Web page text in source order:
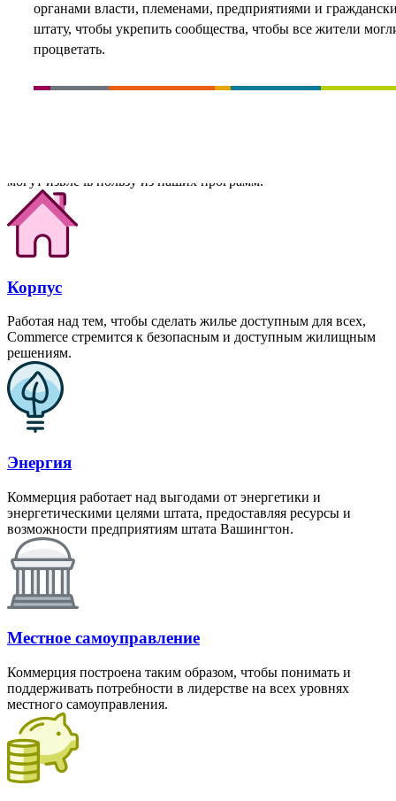
органами власти, племенами, предприятиями и
штату, чтобы укрепить сообщества, чтобы все жители
процветать.
могут извлечь пользу из наших программ.
Корпус
Работая над тем, чтобы сделать жилье доступным для всех,
Commerce стремится к безопасным и доступным жилищным
решениям.
Энергия
Коммерция работает над выгодами от энергетики и
энергетическими целями штата, предоставляя ресурсы и
возможности предприятиям штата Вашингтон.
Местное самоуправление
Коммерция построена таким образом, чтобы понимать и
поддерживать потребности в лидерстве на всех уровнях
местного самоуправления.